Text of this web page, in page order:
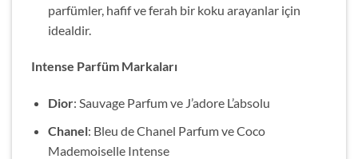
parfümler, hafif ve ferah bir koku arayanlar için
idealdir.
Intense Parfüm Markaları
Dior: Sauvage Parfum ve J’adore L’absolu
Chanel: Bleu de Chanel Parfum ve Coco
Mademoiselle Intense